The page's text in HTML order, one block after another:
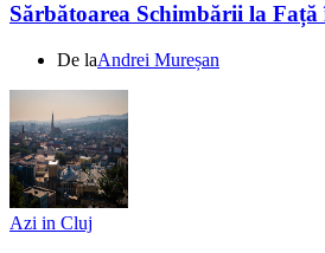
Sărbătoarea Schimbării la
De laAndrei Mureșan
Azi in Cluj